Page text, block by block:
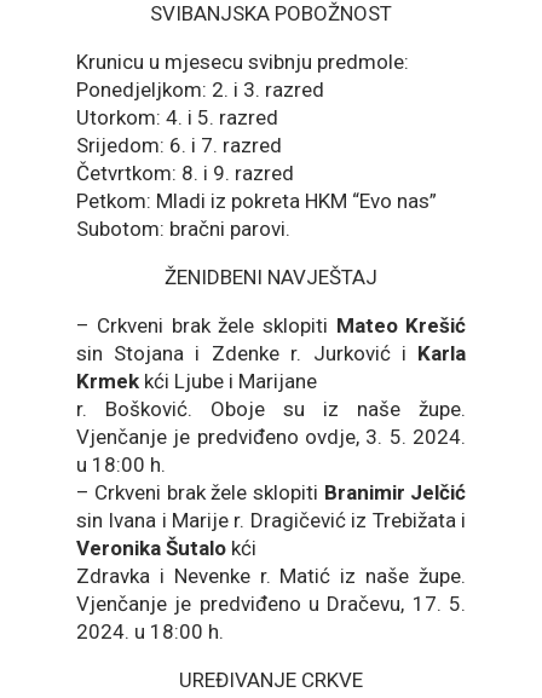
SVIBANJSKA POBOŽNOST
Krunicu u mjesecu svibnju predmole:
Ponedjeljkom: 2. i 3. razred
Utorkom: 4. i 5. razred
Srijedom: 6. i 7. razred
Četvrtkom: 8. i 9. razred
Petkom: Mladi iz pokreta HKM “Evo nas”
Subotom: bračni parovi.
ŽENIDBENI NAVJEŠTAJ
– Crkveni brak žele sklopiti Mateo Krešić
sin Stojana i Zdenke r. Jurković i Karla
Krmekkći Ljube i Marijane
r. Bošković. Oboje su iz naše župe.
Vjenčanje je predviđeno ovdje, 3. 5. 2024.
u 18:00 h.
– Crkveni brak žele sklopiti Branimir Jelčić
sin Ivana i Marije r. Dragičević iz Trebižata i
Veronika Šutalokći
Zdravka i Nevenke r. Matić iz naše župe.
Vjenčanje je predviđeno u Dračevu, 17. 5.
2024. u 18:00 h.
UREĐIVANJE CRKVE